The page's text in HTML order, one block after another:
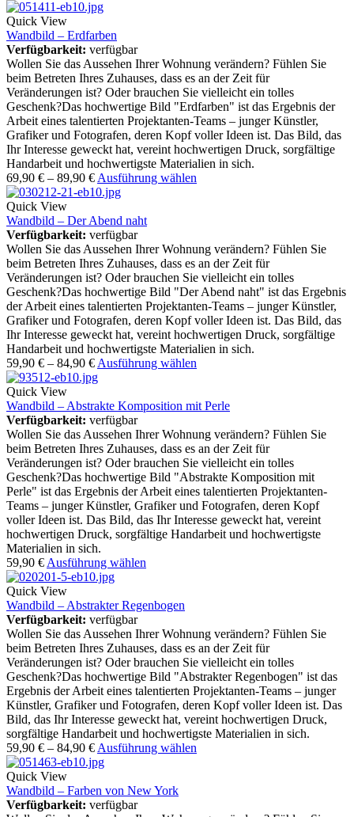
Quick View
Wandbild – Erdfarben
Verfügbarkeit: verfügbar
Wollen Sie das Aussehen Ihrer Wohnung verändern? Fühlen Sie
beim Betreten Ihres Zuhauses, dass es an der Zeit für
Veränderungen ist? Oder brauchen Sie vielleicht ein tolles
Geschenk?Das hochwertige Bild "Erdfarben" ist das Ergebnis der
Arbeit eines talentierten Projektanten-Teams – junger Künstler,
Grafiker und Fotografen, deren Kopf voller Ideen ist. Das Bild, das
Ihr Interesse geweckt hat, vereint hochwertigen Druck, sorgfältige
Handarbeit und hochwertigste Materialien in sich.
69,90 € – 89,90 € Ausführung wählen
Quick View
Wandbild – Der Abend naht
Verfügbarkeit: verfügbar
Wollen Sie das Aussehen Ihrer Wohnung verändern? Fühlen Sie
beim Betreten Ihres Zuhauses, dass es an der Zeit für
Veränderungen ist? Oder brauchen Sie vielleicht ein tolles
Geschenk?Das hochwertige Bild "Der Abend naht" ist das Ergebnis
der Arbeit eines talentierten Projektanten-Teams – junger Künstler,
Grafiker und Fotografen, deren Kopf voller Ideen ist. Das Bild, das
Ihr Interesse geweckt hat, vereint hochwertigen Druck, sorgfältige
Handarbeit und hochwertigste Materialien in sich.
59,90 € – 84,90 € Ausführung wählen
Quick View
Wandbild – Abstrakte Komposition mit Perle
Verfügbarkeit: verfügbar
Wollen Sie das Aussehen Ihrer Wohnung verändern? Fühlen Sie
beim Betreten Ihres Zuhauses, dass es an der Zeit für
Veränderungen ist? Oder brauchen Sie vielleicht ein tolles
Geschenk?Das hochwertige Bild "Abstrakte Komposition mit
Perle" ist das Ergebnis der Arbeit eines talentierten Projektanten-
Teams – junger Künstler, Grafiker und Fotografen, deren Kopf
voller Ideen ist. Das Bild, das Ihr Interesse geweckt hat, vereint
hochwertigen Druck, sorgfältige Handarbeit und hochwertigste
Materialien in sich.
59,90 € Ausführung wählen
Quick View
Wandbild – Abstrakter Regenbogen
Verfügbarkeit: verfügbar
Wollen Sie das Aussehen Ihrer Wohnung verändern? Fühlen Sie
beim Betreten Ihres Zuhauses, dass es an der Zeit für
Veränderungen ist? Oder brauchen Sie vielleicht ein tolles
Geschenk?Das hochwertige Bild "Abstrakter Regenbogen" ist das
Ergebnis der Arbeit eines talentierten Projektanten-Teams – junger
Künstler, Grafiker und Fotografen, deren Kopf voller Ideen ist. Das
Bild, das Ihr Interesse geweckt hat, vereint hochwertigen Druck,
sorgfältige Handarbeit und hochwertigste Materialien in sich.
59,90 € – 84,90 € Ausführung wählen
Quick View
Wandbild – Farben von New York
Verfügbarkeit: verfügbar